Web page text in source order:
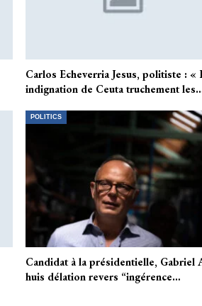
Carlos Echeverria Jesus, politiste : «
indignation de Ceuta truchement
POLITICS
Candidat à la présidentielle, Gabriel
huis délation revers “ingérence…